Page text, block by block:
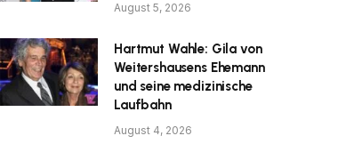
August 5, 2026
Hartmut Wahle: Gila von
Weitershausens Ehemann
und seine medizinische
Laufbahn
August 4, 2026